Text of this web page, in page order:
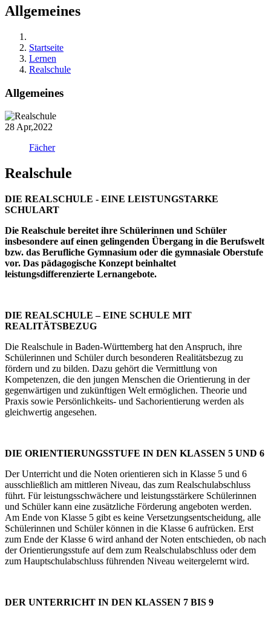
Allgemeines
Startseite
Lernen
Realschule
Allgemeines
28 Apr,2022
Fächer
Realschule
DIE REALSCHULE - EINE LEISTUNGSTARKE
SCHULART
Die Realschule bereitet ihre Schülerinnen und Schüler
insbesondere auf einen gelingenden Über­gang in die Berufswelt
bzw. das Berufliche Gymnasium oder die gymnasiale Oberstufe
vor. Das pädagogische Konzept beinhaltet
leistungsdifferenzierte Lernangebote.
DIE REALSCHULE – EINE SCHULE MIT
REALITÄTSBEZUG
Die Realschule in Baden-Württemberg hat den Anspruch, ihre
Schülerinnen und Schüler durch besonderen Realitätsbezug zu
fördern und zu bilden. Dazu gehört die Vermittlung von
Kompetenzen, die den jungen Menschen die Orientierung in der
gegenwärtigen und zukünftigen Welt ermöglichen. Theorie und
Praxis sowie Persönlichkeits- und Sachorientierung werden als
gleichwertig angesehen.
DIE ORIENTIERUNGSSTUFE IN DEN KLASSEN 5 UND 6
Der Unterricht und die Noten orientieren sich in Klasse 5 und 6
ausschließlich am mittleren Niveau, das zum Realschulabschluss
führt. Für leistungsschwächere und leistungsstärkere Schülerinnen
und Schüler kann eine zusätzliche Förderung angeboten werden.
Am Ende von Klasse 5 gibt es keine Versetzungsentscheidung, alle
Schülerinnen und Schüler können in die Klasse 6 aufrücken. Erst
zum Ende der Klasse 6 wird anhand der Noten entschieden, ob nach
der Orientierungsstufe auf dem zum Realschulabschluss oder dem
zum Hauptschulabschluss führenden Niveau weitergelernt wird.
DER UNTERRICHT IN DEN KLASSEN 7 BIS 9